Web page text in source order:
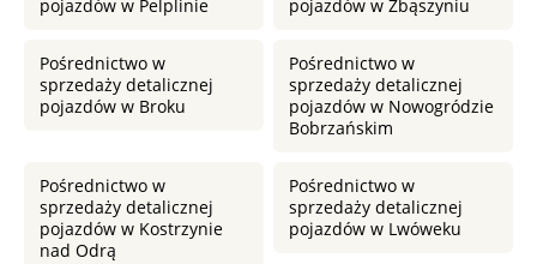
pojazdów w Pelplinie
pojazdów w Zbąszyniu
Pośrednictwo w
sprzedaży detalicznej
pojazdów w Broku
Pośrednictwo w
sprzedaży detalicznej
pojazdów w Nowogródzie
Bobrzańskim
Pośrednictwo w
sprzedaży detalicznej
pojazdów w Kostrzynie
nad Odrą
Pośrednictwo w
sprzedaży detalicznej
pojazdów w Lwóweku